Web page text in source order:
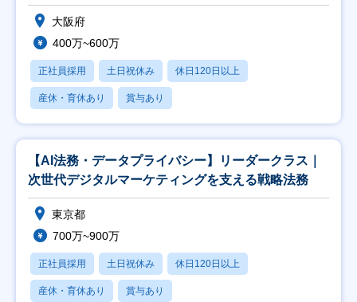
ス制有
大阪府
400万~600万
正社員採用 土日祝休み 休日120日以上
産休・育休あり 賞与あり
【AI法務・データプライバシー】リーダークラス｜
次世代デジタルマーケティングを支える戦略法務
東京都
700万~900万
正社員採用 土日祝休み 休日120日以上
産休・育休あり 賞与あり